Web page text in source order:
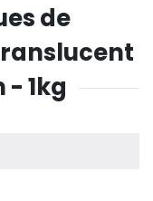
de
- 1kg